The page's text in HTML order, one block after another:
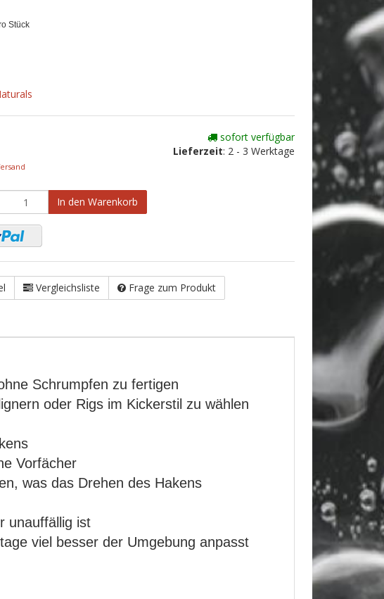
Stück
sofort verfügbar
Lieferzeit: 2 - 3 Werktage
In den Warenkorb
Vergleichsliste Frage zum Produkt
Schrumpfen zu fertigen
oder Rigs im Kickerstil zu wählen
Vorfächer
was das Drehen des Hakens
unauffällig ist
viel besser der Umgebung anpasst